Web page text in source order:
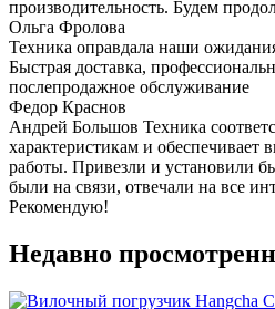
производительность. Будем
Ольга Фролова
Техника оправдала наши
Быстрая доставка,
послепродажное обслуживание
Федор Краснов
Андрей Большов Техника
характеристикам и обеспечивает
работы. Привезли и установили
были на связи, отвечали на все
Рекомендую!
Недавно